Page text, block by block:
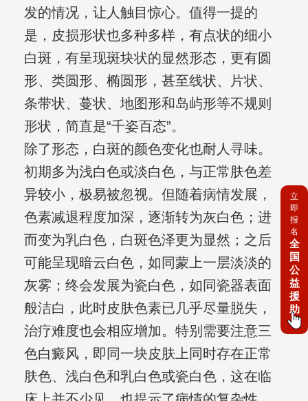
发的情况，让人触目惊心。值得一提的
是，皮损形状也多种多样，有点状的细小
白斑，有呈现斑块状的显然形态，更有圆
形、类圆形、椭圆形，甚至线状、片状、
条带状、蔓状、地图形和岛屿形等不规则
形状，简直是“千姿百态”。
除了形态，白斑的颜色变化也耐人寻味。
初期多为浅白色或淡白色，与正常肤色差
异较小，极易被忽视。但随着病情发展，
色素减退程度加深，逐渐转为灰白色；进
而变为乳白色，白斑色泽更为显然；之后
可能呈现暗云白色，如同蒙上一层淡淡的
灰雾；终会发展为瓷白色，如同瓷器表面
般洁白，此时皮肤色素已几乎尽量脱失，
治疗难度也会相应增加。特别需要注意三
色白癜风，即同一块皮肤上同时存在正常
肤色、浅白色和乳白色或瓷白色，这在临
立
即
报
名
全
国
公
益
援
助